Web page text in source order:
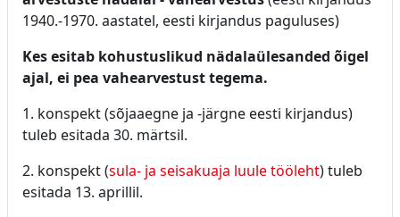
1940.-1970. aastatel, eesti kirjandus paguluses)
Kes esitab kohustuslikud nädalaülesanded õigel
ajal, ei pea vahearvestust tegema.
1. konspekt (sõjaaegne ja -järgne eesti kirjandus)
tuleb esitada 30. märtsil.
2. konspekt (sula- ja seisakuaja luule tööleht) tuleb
esitada 13. aprillil.